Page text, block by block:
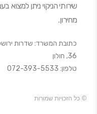
שירותי הניקוי ניתן למצוא
מחירון.
כתובת המשרד: שדרות
36, חולון
טלפון: 072-393-5533
© כל הזכויות שמורות